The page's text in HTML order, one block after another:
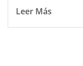
Leer Más